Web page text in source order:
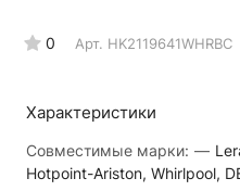
0 Арт. HK2119641WHRBC
Характеристики
Совместимые марки: —
Hotpoint-Ariston, Whirlpool,